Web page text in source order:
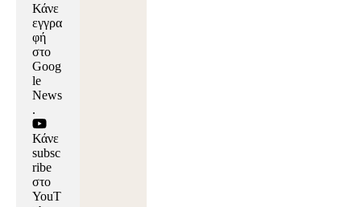
Κάνε
εγγρα
φή
στο
Goog
le
News
.
Κάνε
subsc
ribe
στο
YouT